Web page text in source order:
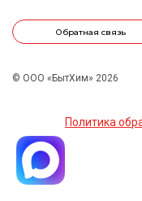
Обратная связь
© ООО «БытХим» 2026
Политика